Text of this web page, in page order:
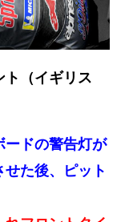
ト（イギリス
ードの警告灯が
た後、ピット